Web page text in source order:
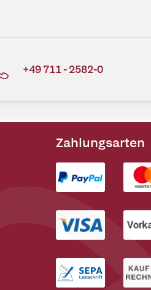
+49 711 - 2582-0
Zahlungsarten